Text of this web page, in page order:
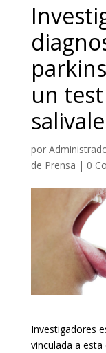
un
por
de Prensa | 0
Investigadores
vinculada a